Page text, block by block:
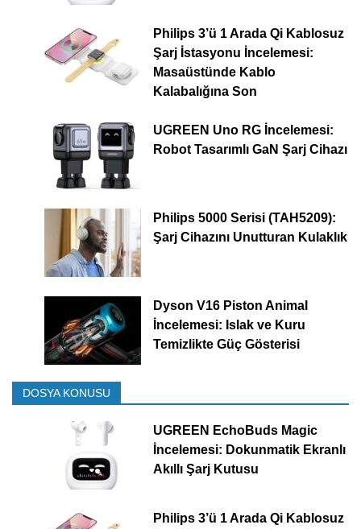
Philips 3’ü 1 Arada Qi Kablosuz
Şarj İstasyonu İncelemesi:
Masaüstünde Kablo
Kalabalığına Son
UGREEN Uno RG İncelemesi:
Robot Tasarımlı GaN Şarj Cihazı
Philips 5000 Serisi (TAH5209):
Şarj Cihazını Unutturan Kulaklık
Dyson V16 Piston Animal
İncelemesi: Islak ve Kuru
Temizlikte Güç Gösterisi
DOSYA KONUSU
UGREEN EchoBuds Magic
İncelemesi: Dokunmatik Ekranlı
Akıllı Şarj Kutusu
Philips 3’ü 1 Arada Qi Kablosuz